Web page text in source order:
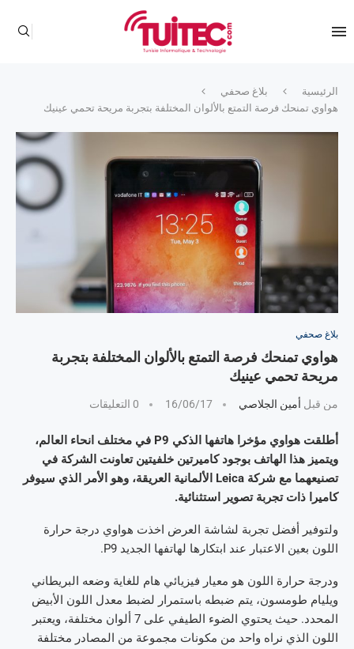
الرئيسية
بلاغ صحفي
هواوي تمنحك فرصة التمتع بالألوان المختلفة بتجربة مريحة تحمي عينيك
بلاغ صحفي
هواوي تمنحك فرصة التمتع بالألوان المختلفة بتجربة
مريحة تحمي عينيك
من قبل أمين الجلاصي 16/06/17 0 التعليقات
أطلقت هواوي مؤخرا هاتفها الذكي P9 في مختلف انحاء العالم،
ويتميز هذا الهاتف بوجود كاميرتين خلفيتين تعاونت الشركة في
تصنيعهما مع شركة Leica الألمانية العريقة، وهو الأمر الذي سيوفر
كاميرا ذات تجربة تصوير استثنائية.
ولتوفير أفضل تجربة لشاشة العرض اخذت هواوي درجة حرارة
اللون بعين الاعتبار عند ابتكارها لهاتفها الجديد P9.
ودرجة حرارة اللون هو معيار فيزيائي هام للغاية وضعه البريطاني
ويليام طومسون، يتم ضبطه باستمرار لضبط معدل اللون الأبيض
المحدد. حيث يحتوي الضوء الطيفي على 7 ألوان مختلفة، ويعتبر
اللون الذي نراه واحد من مكونات مجموعة من المصادر مختلفة